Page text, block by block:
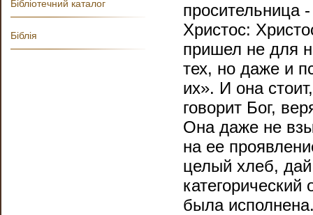
просительница
Христос:
пришел не для
тех, но даже и
их». И она
говорит Бог,
Она даже не
на ее
целый хлеб,
была
Бібліотечний каталог
Біблія